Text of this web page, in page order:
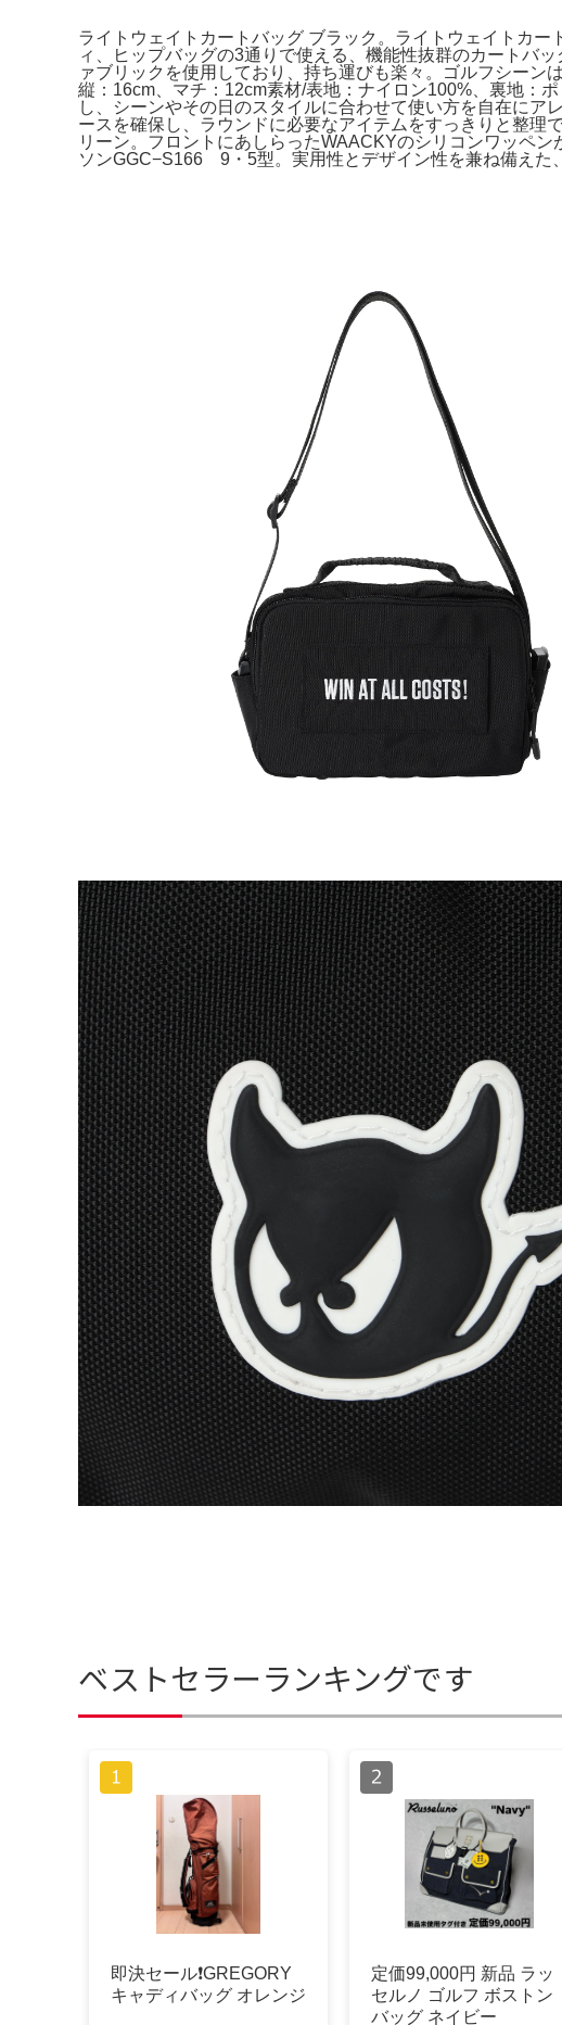
ライトウェイトカートバッグ ブラック。ライトウェイトカ
ィ、ヒップバッグの3通りで使える、機能性抜群のカートバ
ァブリックを使用しており、持ち運びも楽々。ゴルフシーン
縦：16cm、マチ：12cm素材/表地：ナイロン100%、裏地：
し、シーンやその日のスタイルに合わせて使い方を自在に
ースを確保し、ラウンドに必要なアイテムをすっきりと
リーン。フロントにあしらったWAACKYのシリコンワッペ
ソンGGC−S166 9・5型。実用性とデザイン性を兼ね備えた
ベストセラーランキングです
即決セール❗️GREGORY
キャディバッグ オレンジ
定価99,000円 新品 ラッ
セルノ ゴルフ ボストン
バッグ ネイビー